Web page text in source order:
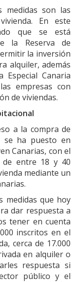
medidas son las
En este
que se está
la Reserva de
la inversión
alquiler, además
Canaria
empresas con
de viviendas.
a la compra de
se ha puesto en
Canarias, con el
entre 18 y 40
mediante un
medidas que hoy
dar respuesta a
tener en cuenta
inscritos en el
cerca de 17.000
en alquiler o
respuesta si
público y el